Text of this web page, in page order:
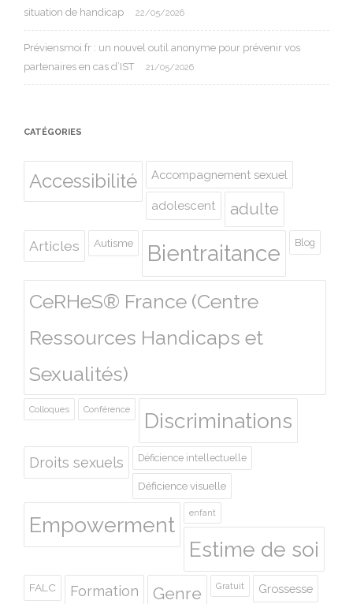
situation de handicap
22/05/2026
Préviensmoi.fr : un nouvel outil anonyme pour prévenir vos
partenaires en cas d’IST
21/05/2026
CATÉGORIES
Accessibilité Accompagnement sexuel
adolescent adulte
Articles Autisme Bientraitance Blog
CeRHeS® France (Centre
Ressources Handicaps et
Sexualités)
Colloques Conférence Discriminations
Droits sexuels Déficience intellectuelle
Déficience visuelle
Empowerment enfant
Estime de soi
FALC Formation Genre Gratuit Grossesse